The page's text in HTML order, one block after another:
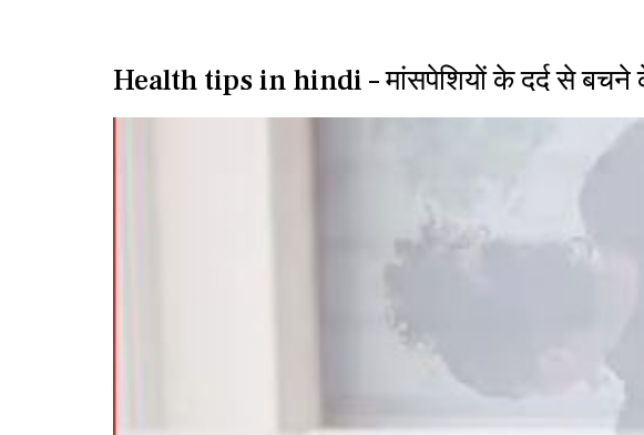
Health tips in hindi – मांसपेशियों के दर्द से बचने